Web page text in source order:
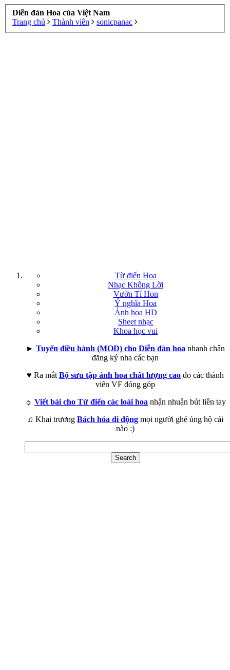
Diễn đàn Hoa của Việt Nam
Trang chủ
Thành viên sonicpanac
Từ điển Hoa
Nhạc Không Lời
Vườn Tí Hon
Ý nghĩa Hoa
Ảnh hoa HD
Sheet nhạc
Khoa học vui
► Tuyển điều hành (MOD) cho Diễn đàn hoa nhanh chân
đăng ký nha các bạn
♥ Ra mắt Bộ sưu tập ảnh hoa chất lượng cao do các thành
viên VF đóng góp
☼ Viết bài cho Từ điển các loài hoa nhận nhuận bút liền tay
♫ Khai trương Bách hóa di động mọi người ghé ủng hộ cái
nào :)